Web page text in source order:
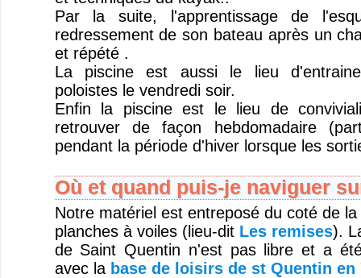
Par la suite, l'apprentissage de
redressement de son bateau après un
et répété .
La piscine est aussi le lieu
poloistes le vendredi soir.
Enfin la piscine est le lieu de
retrouver de façon hebdomadaire
pendant la période d'hiver lorsque les
Où et quand puis-je naviguer
Notre matériel est entreposé du coté de
planches à voiles (lieu-dit Les remises).
de Saint Quentin n'est pas libre et a
avec la base de loisirs de st Quentin en